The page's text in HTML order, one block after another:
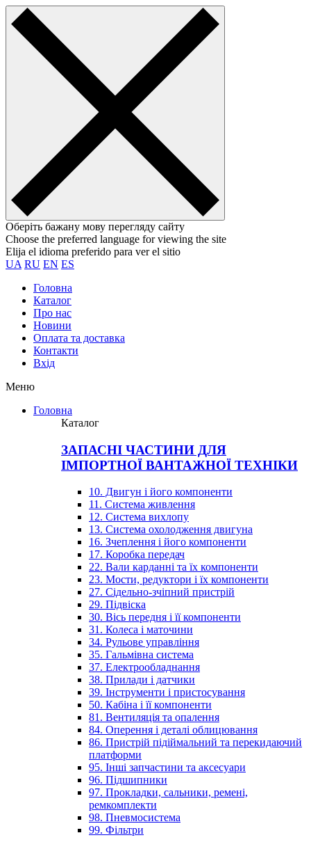
Оберіть бажану мову перегляду сайту
Choose the preferred language for viewing the site
Elija el idioma preferido para ver el sitio
UA RU EN ES
Головна
Каталог
Про нас
Новини
Оплата та доставка
Контакти
Вхiд
Меню
Головна
Каталог
ЗАПАСНІ ЧАСТИНИ ДЛЯ
ІМПОРТНОЇ ВАНТАЖНОЇ ТЕХНІКИ
10. Двигун і його компоненти
11. Система живлення
12. Система вихлопу
13. Система охолодження двигуна
16. Зчеплення і його компоненти
17. Коробка передач
22. Вали карданні та їх компоненти
23. Мости, редуктори і їх компоненти
27. Сідельно-зчіпний пристрій
29. Підвіска
30. Вісь передня і її компоненти
31. Колеса і маточини
34. Рульове управління
35. Гальмівна система
37. Електрообладнання
38. Прилади і датчики
39. Інструменти і пристосування
50. Кабіна і її компоненти
81. Вентиляція та опалення
84. Оперення і деталі облицювання
86. Пристрій підіймальний та перекидаючий
платформи
95. Інші запчастини та аксесуари
96. Підшипники
97. Прокладки, сальники, ремені,
ремкомплекти
98. Пневмосистема
99. Фільтри